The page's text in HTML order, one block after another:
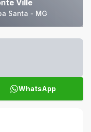
Ville
Santa - MG
WhatsApp